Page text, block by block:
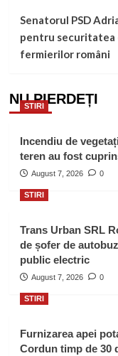
Senatorul PSD
pentru securitatea
fermierilor români
NU PIERDEȚI
STIRI
Incendiu de
teren au fost
August 7, 2026 0
STIRI
Trans Urban SRL
de șofer de
public electric
August 7, 2026 0
STIRI
Furnizarea apei
Cordun timp de 30